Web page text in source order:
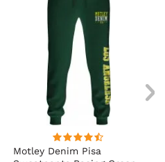
Motley Denim Pisa